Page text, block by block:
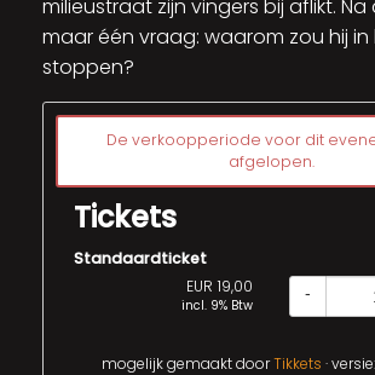
milieustraat zijn vingers bij aflikt.
maar één vraag: waarom zou hij
stoppen?
De verkoopperiode voor dit
afgelopen.
Tickets
Standaardticket
EUR 19,00
incl. 9% Btw
-
mogelijk gemaakt doorTikkets ·